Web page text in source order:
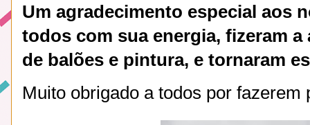
Um agradecimento especial aos
todos com sua energia, fizeram
de balões e pintura, e tornaram
Muito obrigado a todos por